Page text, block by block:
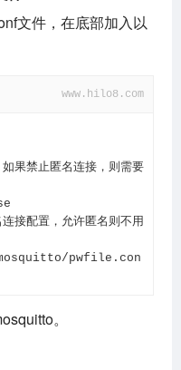
文件，在底部加入以
www.hilo8.com
果禁止匿名连接，则需要
接配置，允许匿名则不用
pwfile.con
。